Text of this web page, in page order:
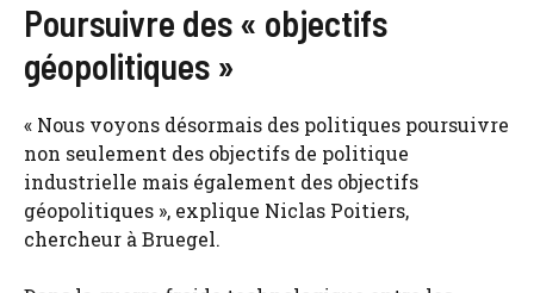
Poursuivre des « objectifs
géopolitiques »
« Nous voyons désormais des politiques poursuivre
non seulement des objectifs de politique
industrielle mais également des objectifs
géopolitiques », explique Niclas Poitiers,
chercheur à Bruegel.